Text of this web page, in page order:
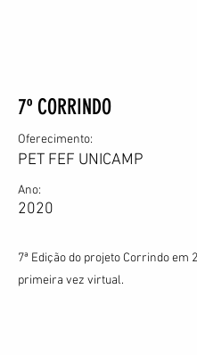
7º CORRINDO
Oferecimento:
PET FEF UNICAMP
Ano:
2020
7ª Edição do projeto Corrindo em
primeira vez virtual.